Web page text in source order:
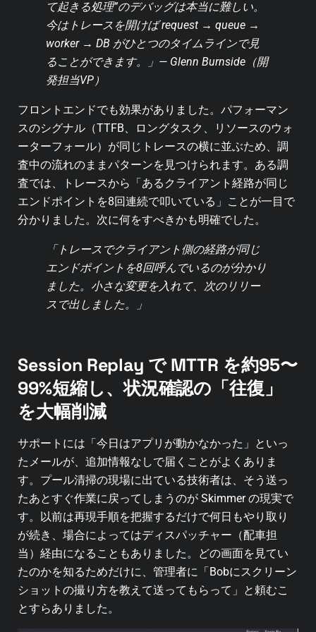
て起きる処理”のデバッグは本当に難しい。
今はトレースを開けば request → queue →
worker → DB がひとつのタイムラインで見
ることができます。」— Glenn Burnside（開
発担当VP）
フロントエンドでも効果がありました。パフォーマン
スのシグナル（TTFB、ロングタスク、リソースのウォ
ーターフォール）が同じトレースの横に並ぶため、調
査中の流れのままパターンを見つけられます。ある調
査では、トレースから「あるクライアント経路が同じ
エンドポイントを8回連続で叩いている」ことが一目で
分かりました。次に何をすべきかも明確でした。
「トレースでクライアント側の経路が同じ
エンドポイントを8回呼んでいるのが分かり
ました。小さな変更を入れて、次のリリー
スで出しました。」
Session Replay で MTTR を約95〜
99%短縮し、状況確認の「往復」
を大幅削減
サポートには「今日はアプリが動かなかった」といっ
たメールが、追加情報なしで届くことがよくありま
す。プール清掃の現場に出ている技術者は、そう送っ
たあとすぐ作業に戻ってしまうのが Skimmer の現実で
す。以前は再現手順を把握するだけで何日もやり取り
が続き、場合によってはディスパッチャー（配車担
当）経由になることもありました。どの画面を見てい
たのかを知るためだけに、管理者に「Bobにスクリーン
ショットの撮り方を教えて送ってもらって」と頼むこ
とすらありました。